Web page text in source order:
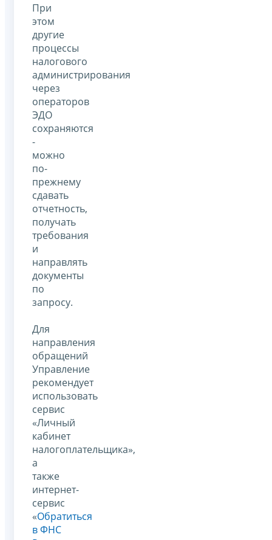
При
этом
другие
процессы
налогового
администрирования
через
операторов
ЭДО
сохраняются
-
можно
по-
прежнему
сдавать
отчетность,
получать
требования
и
направлять
документы
по
запросу.
Для
направления
обращений
Управление
рекомендует
использовать
сервис
«Личный
кабинет
налогоплательщика»,
а
также
интернет-
сервис
«Обратиться
в ФНС